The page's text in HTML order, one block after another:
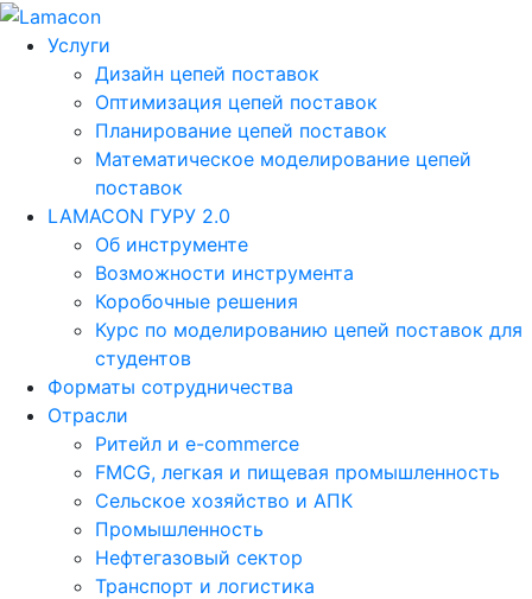
Услуги
Дизайн цепей поставок
Оптимизация цепей поставок
Планирование цепей поставок
Математическое моделирование цепей
поставок
LAMACON ГУРУ 2.0
Об инструменте
Возможности инструмента
Коробочные решения
Курс по моделированию цепей поставок для
студентов
Форматы сотрудничества
Отрасли
Ритейл и e-commerce
FMCG, легкая и пищевая промышленность
Сельское хозяйство и АПК
Промышленность
Нефтегазовый сектор
Транспорт и логистика